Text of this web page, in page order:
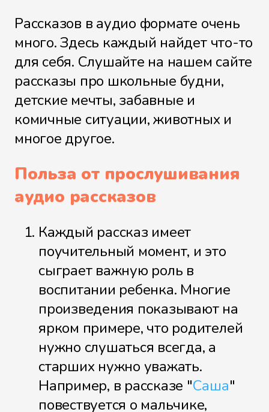
Рассказов в аудио формате очень
много. Здесь каждый найдет что-то
для себя. Слушайте на нашем сайте
рассказы про школьные будни,
детские мечты, забавные и
комичные ситуации, животных и
многое другое.
Польза от прослушивания
аудио рассказов
Каждый рассказ имеет
поучительный момент, и это
сыграет важную роль в
воспитании ребенка. Многие
произведения показывают на
ярком примере, что родителей
нужно слушаться всегда, а
старших нужно уважать.
Например, в рассказе "Саша"
повествуется о мальчике,